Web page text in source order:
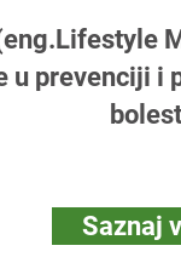
u prevenciji
Saznaj